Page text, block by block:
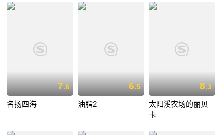
7.6
名扬四海
6.5
油脂2
8.3
太阳溪农场的丽贝
卡